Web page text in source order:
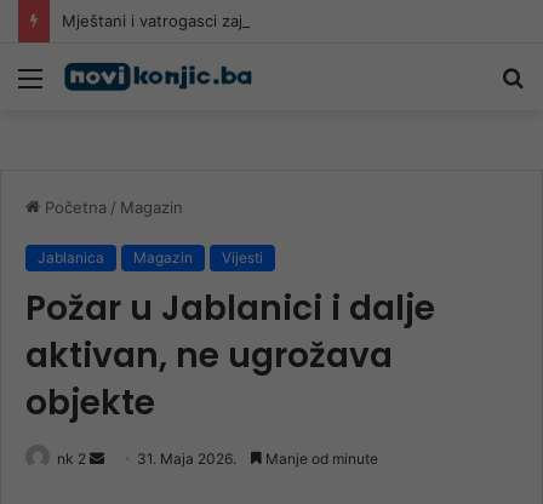
Meni
Početna / Magazin
Jablanica Magazin Vijesti
Požar u Jablanici i dalje
aktivan, ne ugrožava
objekte
nk 2
Send 31. Maja 2026. Manje od minute